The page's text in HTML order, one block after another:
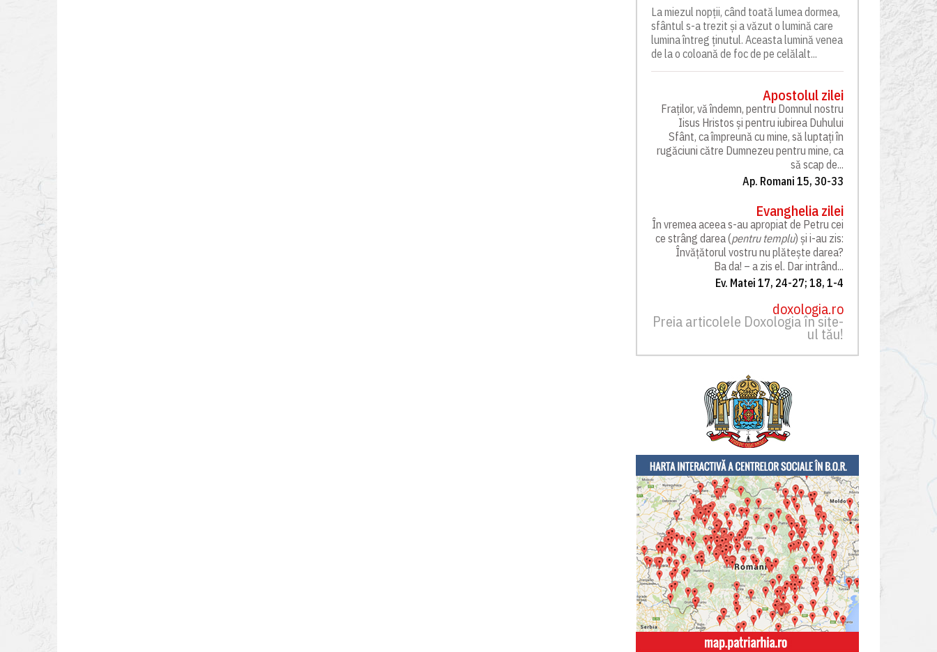
La miezul nopții, când toată lumea dormea,
sfântul s-a trezit și a văzut o lumină care
lumina întreg ținutul. Aceasta lumină venea
de la o coloană de foc de pe celălalt...
Apostolul zilei
Fraților, vă îndemn, pentru Domnul nostru
Iisus Hristos și pentru iubirea Duhului
Sfânt, ca împreună cu mine, să luptați în
rugăciuni către Dumnezeu pentru mine, ca
să scap de...
Ap. Romani 15, 30-33
Evanghelia zilei
În vremea aceea s-au apropiat de Petru cei
ce strâng darea (pentru templu) și i-au zis:
Învățătorul vostru nu plătește darea?
Ba da! – a zis el. Dar intrând...
Ev. Matei 17, 24-27; 18, 1-4
doxologia.ro
Preia articolele Doxologia în site-
ul tău!